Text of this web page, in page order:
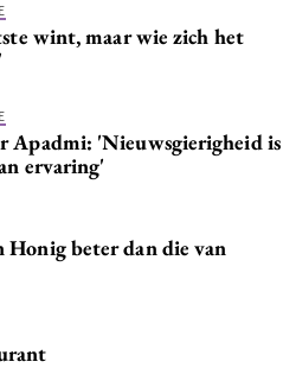
wint, maar wie zich het
Apadmi: 'Nieuwsgierigheid is
ervaring'
beter dan die van